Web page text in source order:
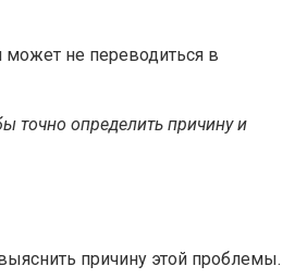
не переводиться в
точно определить причину и
причину этой проблемы.